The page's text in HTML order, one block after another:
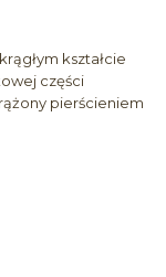
kształcie
części
pierścieniem